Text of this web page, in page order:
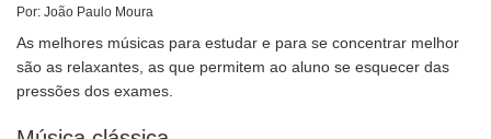
Por: João Paulo Moura
As melhores músicas para estudar e para se concentrar melhor
são as relaxantes, as que permitem ao aluno se esquecer das
pressões dos exames.